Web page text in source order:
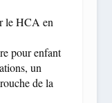
le HCA en
pour enfant
un
de la